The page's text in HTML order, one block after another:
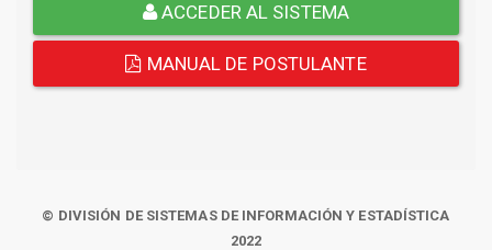
ACCEDER AL SISTEMA
MANUAL DE POSTULANTE
© DIVISIÓN DE SISTEMAS DE INFORMACIÓN Y ESTADÍSTICA
2022